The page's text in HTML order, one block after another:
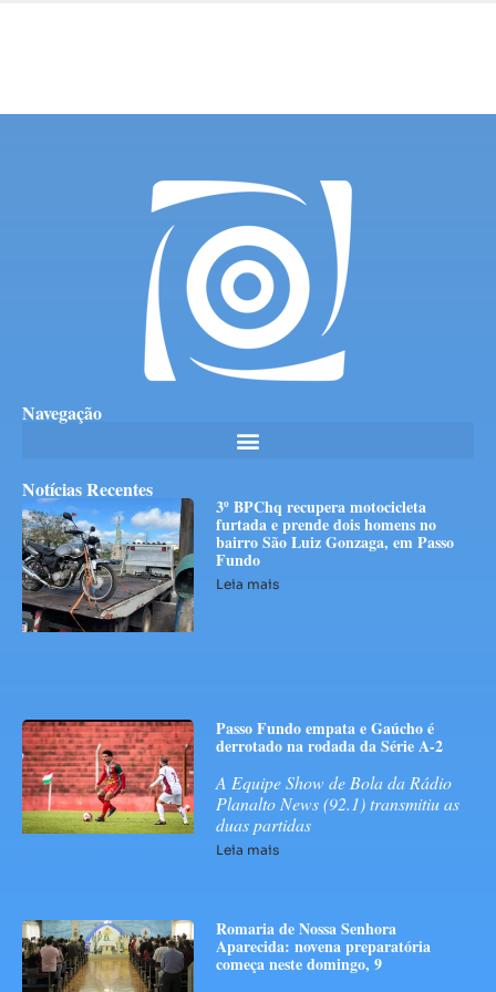
Navegação
Notícias Recentes
3º BPChq recupera motocicleta
furtada e prende dois homens no
bairro São Luiz Gonzaga, em Passo
Fundo
Leia mais
Passo Fundo empata e Gaúcho é
derrotado na rodada da Série A-2
A Equipe Show de Bola da Rádio
Planalto News (92.1) transmitiu as
duas partidas
Leia mais
Romaria de Nossa Senhora
Aparecida: novena preparatória
começa neste domingo, 9